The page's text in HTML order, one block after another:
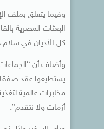
البعثات المصرية
كل الأديان في
وأضاف أن
يستطيعوا عقد صفقات
مخابرات عالمية
أزمات ولا نتقدم”.